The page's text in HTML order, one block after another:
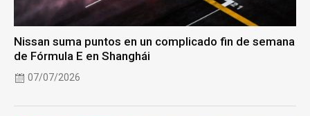
Nissan suma puntos en un complicado fin de semana
de Fórmula E en Shanghái
07/07/2026